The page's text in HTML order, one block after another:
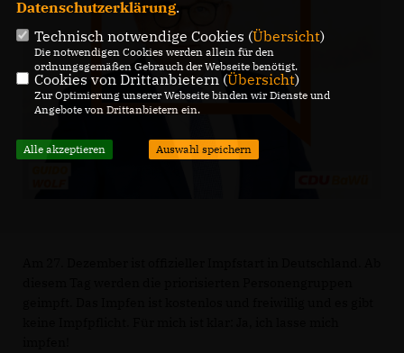
Datenschutzerklärung.
Technisch notwendige Cookies (Übersicht)
Die notwendigen Cookies werden allein für den
ordnungsgemäßen Gebrauch der Webseite benötigt.
Cookies von Drittanbietern (Übersicht)
Zur Optimierung unserer Webseite binden wir Dienste und
Angebote von Drittanbietern ein.
Alle akzeptieren Auswahl speichern